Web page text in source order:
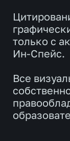
только с
Ин-Спейс.
Все